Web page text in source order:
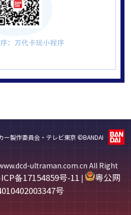
製作委員会・テレビ東京 ©BANDAI
ultraman.com.cn All Right
备17154859号-11 |
粤公网
号